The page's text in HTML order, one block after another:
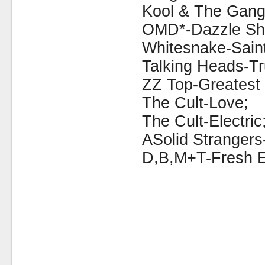
Kool & The
OMD*-Dazzle
Whitesnake-
Talking Heads-
ZZ Top-
The Cult-Love;
The Cult-
ASolid
D,B,M+T-Fresh